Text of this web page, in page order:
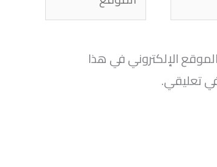
الإلكتروني في هذا
تعليقي.